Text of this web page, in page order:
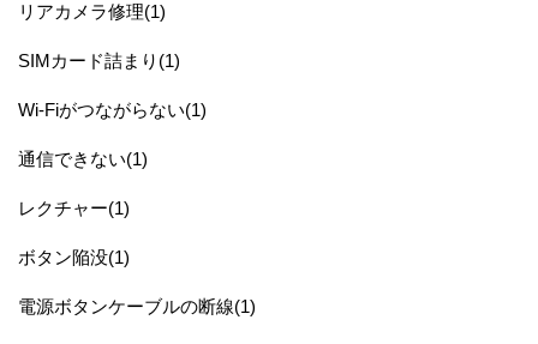
リアカメラ修理(1)
SIMカード詰まり(1)
Wi-Fiがつながらない(1)
通信できない(1)
レクチャー(1)
ボタン陥没(1)
電源ボタンケーブルの断線(1)